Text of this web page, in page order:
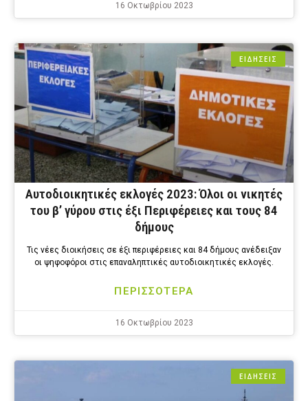
16 Οκτωβρίου 2023
ΕΙΔΗΣΕΙΣ
Αυτοδιοικητικές εκλογές 2023: Όλοι οι νικητές
του β’ γύρου στις έξι Περιφέρειες και τους 84
δήμους
Τις νέες διοικήσεις σε έξι περιφέρειες και 84 δήμους ανέδειξαν
οι ψηφοφόροι στις επαναληπτικές αυτοδιοικητικές εκλογές.
ΠΕΡΙΣΣΟΤΕΡΑ
16 Οκτωβρίου 2023
ΕΙΔΗΣΕΙΣ